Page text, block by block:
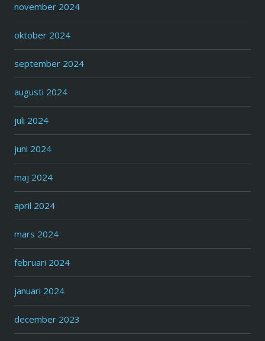
november 2024
oktober 2024
september 2024
augusti 2024
juli 2024
juni 2024
maj 2024
april 2024
mars 2024
februari 2024
januari 2024
december 2023